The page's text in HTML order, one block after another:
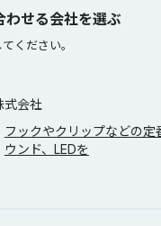
わせる会社を選ぶ
ください。
式会社
フックやクリップなどの定
ウンド、LEDを